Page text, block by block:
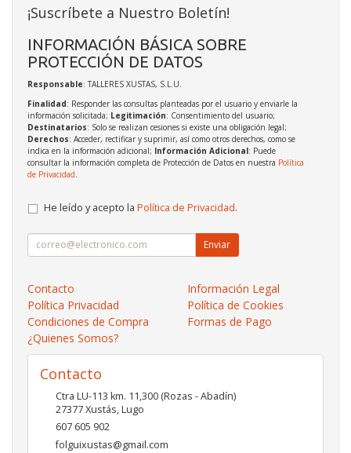
¡Suscríbete a Nuestro Boletín!
INFORMACIÓN BÁSICA SOBRE
PROTECCIÓN DE DATOS
Responsable: TALLERES XUSTAS, S.L.U.
Finalidad: Responder las consultas planteadas por el usuario y enviarle la
información solicitada; Legitimación: Consentimiento del usuario;
Destinatarios: Solo se realizan cesiones si existe una obligación legal;
Derechos: Acceder, rectificar y suprimir, así como otros derechos, como se
indica en la información adicional; Información Adicional: Puede
consultar la información completa de Protección de Datos en nuestra Política
de Privacidad.
He leído y acepto la Política de Privacidad.
Enviar
Contacto
Información Legal
Política Privacidad
Política de Cookies
Condiciones de Compra
Formas de Pago
¿Quienes Somos?
Contacto
Ctra LU-113 km. 11,300 (Rozas - Abadín)
27377Xustás,Lugo
607 605 902
folguixustas@gmail.com